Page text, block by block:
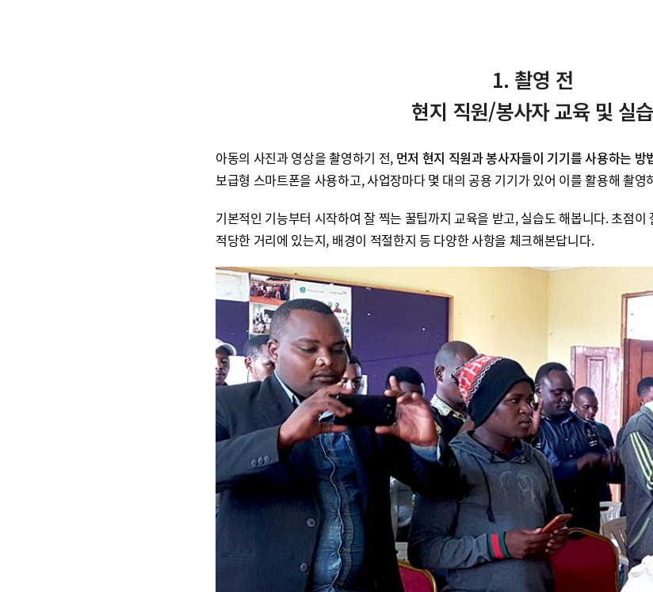
1. 촬영 전
현지 직원/봉사자 교육 및 실습
아동의 사진과 영상을 촬영하기 전, 먼저 현지 직원과 봉사자들이 기기를 사용하는
보급형 스마트폰을 사용하고, 사업장마다 몇 대의 공용 기기가 있어 이를 활용해 촬영
기본적인 기능부터 시작하여 잘 찍는 꿀팁까지 교육을 받고, 실습도 해봅니다. 초점이
적당한 거리에 있는지, 배경이 적절한지 등 다양한 사항을 체크해본답니다.